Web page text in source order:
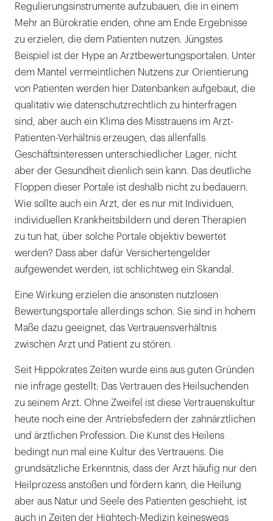
Regulierungsinstrumente aufzubauen, die in einem
Mehr an Bürokratie enden, ohne am Ende Ergebnisse
zu erzielen, die dem Patienten nutzen. Jüngstes
Beispiel ist der Hype an Arztbewertungsportalen. Unter
dem Mantel vermeintlichen Nutzens zur Orientierung
von Patienten werden hier Datenbanken aufgebaut, die
qualitativ wie datenschutzrechtlich zu hinterfragen
sind, aber auch ein Klima des Misstrauens im Arzt-
Patienten-Verhältnis erzeugen, das allenfalls
Geschäftsinteressen unterschiedlicher Lager, nicht
aber der Gesundheit dienlich sein kann. Das deutliche
Floppen dieser Portale ist deshalb nicht zu bedauern.
Wie sollte auch ein Arzt, der es nur mit Individuen,
individuellen Krankheitsbildern und deren Therapien
zu tun hat, über solche Portale objektiv bewertet
werden? Dass aber dafür Versichertengelder
aufgewendet werden, ist schlichtweg ein Skandal.
Eine Wirkung erzielen die ansonsten nutzlosen
Bewertungsportale allerdings schon. Sie sind in hohem
Maße dazu geeignet, das Vertrauensverhältnis
zwischen Arzt und Patient zu stören.
Seit Hippokrates Zeiten wurde eins aus guten Gründen
nie infrage gestellt: Das Vertrauen des Heilsuchenden
zu seinem Arzt. Ohne Zweifel ist diese Vertrauenskultur
heute noch eine der Antriebsfedern der zahnärztlichen
und ärztlichen Profession. Die Kunst des Heilens
bedingt nun mal eine Kultur des Vertrauens. Die
grundsätzliche Erkenntnis, dass der Arzt häufig nur den
Heilprozess anstoßen und fördern kann, die Heilung
aber aus Natur und Seele des Patienten geschieht, ist
auch in Zeiten der Hightech-Medizin keineswegs